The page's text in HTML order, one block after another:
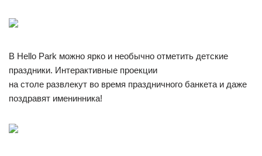
В Hello Park можно ярко и необычно отметить детские
праздники. Интерактивные проекции
на столе развлекут во время праздничного банкета и даже
поздравят именинника!